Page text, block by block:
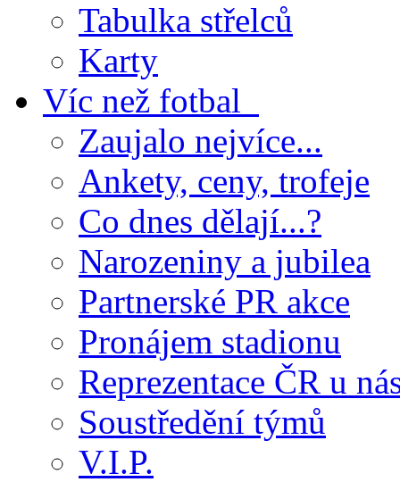
Tabulka střelců
Karty
Víc než fotbal
Zaujalo nejvíce...
Ankety, ceny, trofeje
Co dnes dělají...?
Narozeniny a jubilea
Partnerské PR akce
Pronájem stadionu
Reprezentace ČR u
Soustředění týmů
V.I.P.